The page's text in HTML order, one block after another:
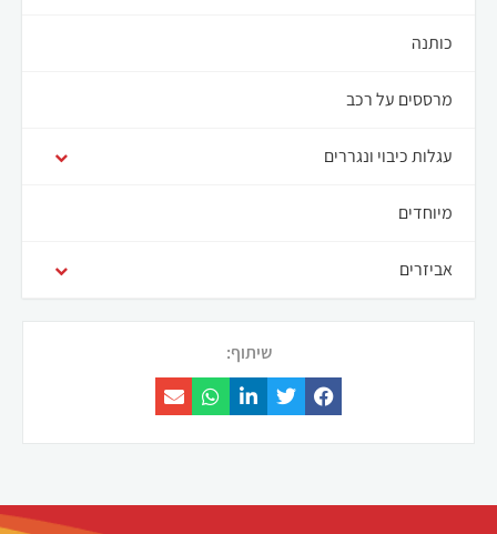
כותנה
מרססים על רכב
עגלות כיבוי ונגררים
מיוחדים
אביזרים
שיתוף: